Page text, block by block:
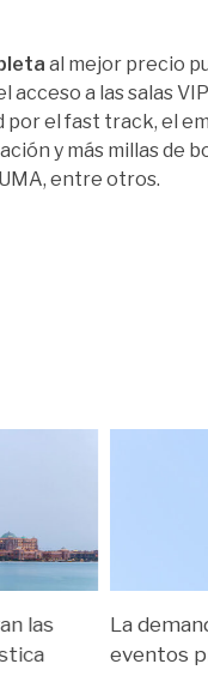
al mejor precio
a las salas
el fast track, el
y más millas de
entre otros.
las
La
eventos